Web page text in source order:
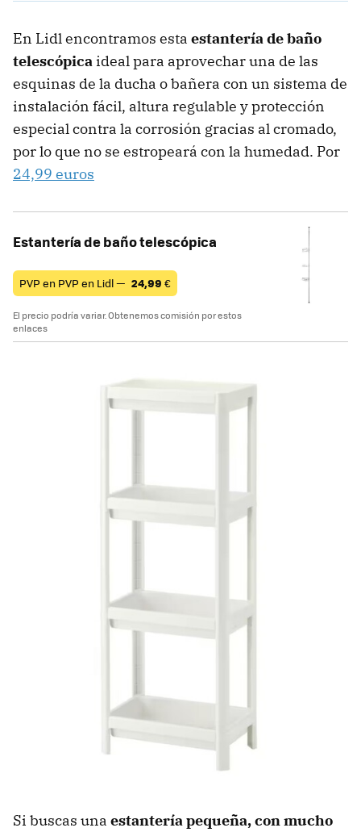
En Lidl encontramos esta estantería de baño
telescópica ideal para aprovechar una de las
esquinas de la ducha o bañera con un sistema de
instalación fácil, altura regulable y protección
especial contra la corrosión gracias al cromado,
por lo que no se estropeará con la humedad. Por
24,99 euros
Estantería de baño telescópica
PVP en PVP en Lidl — 24,99 €
El precio podría variar. Obtenemos comisión por estos
enlaces
Si buscas una estantería pequeña, con mucho